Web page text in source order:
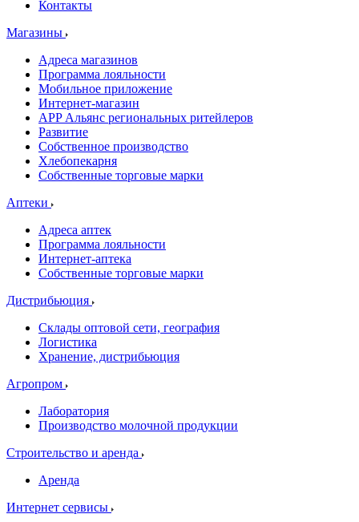
Контакты
Магазины
Адреса магазинов
Программа лояльности
Мобильное приложение
Интернет-магазин
APP Альянс региональных ритейлеров
Развитие
Собственное производство
Хлебопекарня
Собственные торговые марки
Аптеки
Адреса аптек
Программа лояльности
Интернет-аптека
Собственные торговые марки
Дистрибьюция
Склады оптовой сети, география
Логистика
Хранение, дистрибьюция
Агропром
Лаборатория
Производство молочной продукции
Строительство и аренда
Аренда
Интернет сервисы